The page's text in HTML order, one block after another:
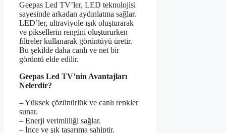
Geepas Led TV’ler, LED teknolojisi
sayesinde arkadan aydınlatma sağlar.
LED’ler, ultraviyole ışık oluşturarak
ve piksellerin rengini oluştururken
filtreler kullanarak görüntüyü üretir.
Bu şekilde daha canlı ve net bir
görüntü elde edilir.
Geepas Led TV’nin Avantajları
Nelerdir?
– Yüksek çözünürlük ve canlı renkler
sunar.
– Enerji verimliliği sağlar.
– İnce ve şık tasarıma sahiptir.